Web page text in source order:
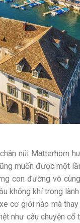
núi Matterhorn
muốn được một
con đường vô
không khí trong lành
cơ giới nào mà
như câu chuyện cổ